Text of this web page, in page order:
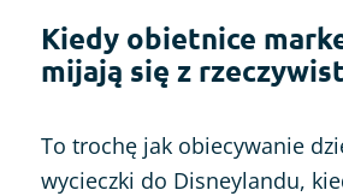
Kiedy obietnice
mijają się z
To trochę jak obiecywanie
wycieczki do Disneylandu,